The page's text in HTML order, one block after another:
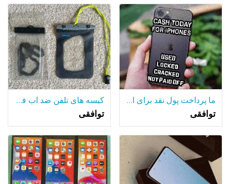
ما پرداخت پول نقد برای اپل 8 9 X XR XS 11 12 نرم افزار حداکثر به علاوه
توافقی
کیسه های تلفن ضد آب فروش !!!
توافقی